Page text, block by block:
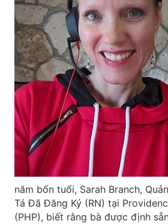
năm bốn tuổi, Sarah Branch,
Tá Đã Đăng Ký (RN) tại
(PHP), biết rằng bà được định